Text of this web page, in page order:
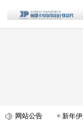
网站公告 新年